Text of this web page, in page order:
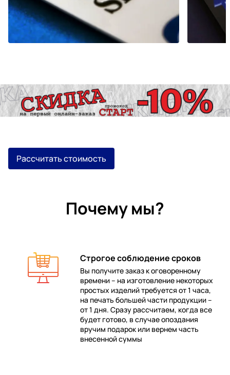
Рассчитать стоимость
Почему мы?
Строгое соблюдение сроков
Вы получите заказ к оговоренному
времени – на изготовление некоторых
простых изделий требуется от 1 часа,
на печать большей части продукции –
от 1 дня. Сразу рассчитаем, когда все
будет готово, в случае опоздания
вручим подарок или вернем часть
внесенной суммы